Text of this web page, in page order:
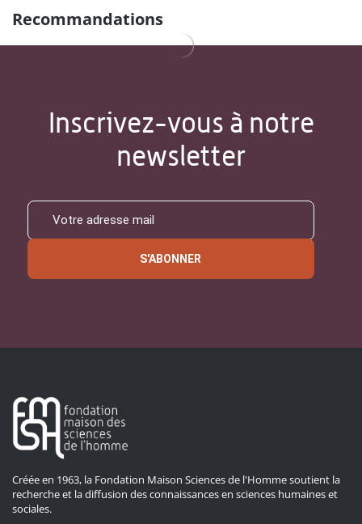
Recommandations
Inscrivez-vous à notre
newsletter
S'ABONNER
Créée en 1963, la Fondation Maison Sciences de l'Homme soutient la
recherche et la diffusion des connaissances en sciences humaines et
sociales.